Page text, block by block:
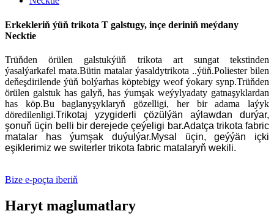
Erkekleriň ýüň trikota T galstugy, inçe deriniň meýdany
Necktie
Trüňden örülen galstukýüň trikota art sungat tekstinden
ýasalýarkafel mata.Bütin matalar ýasaldytrikota ..ýüň.Poliester bilen
deňeşdirilende ýüň bolýarhas köptebigy weof ýokary synp.Trüňden
örülen galstuk has galyň, has ýumşak weýylyadaty gatnaşyklardan
has köp.Bu baglanyşyklaryň gözelligi, her bir adama laýyk
döredilenligi.Trikotaj yzygiderli çözülýän aýlawdan durýar,
şonuň üçin belli bir derejede çeýeligi bar.Adatça trikota fabric
matalar has ýumşak duýulýar.Mysal üçin, geýýän içki
eşiklerimiz we switerler trikota fabric matalaryň wekili.
Bize e-poçta iberiň
Haryt maglumatlary